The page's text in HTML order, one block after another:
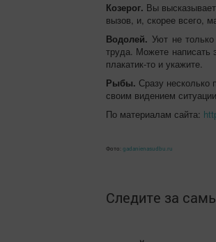
Козерог. Вы
вызов, и, скорее всего,
Водолей. Уют не
труда. Можете
плакатик-то и укажите.
Рыбы. Сразу несколько
своим видением
По материалам сайта:
Фото: gadanienasudbu.ru
Следите за